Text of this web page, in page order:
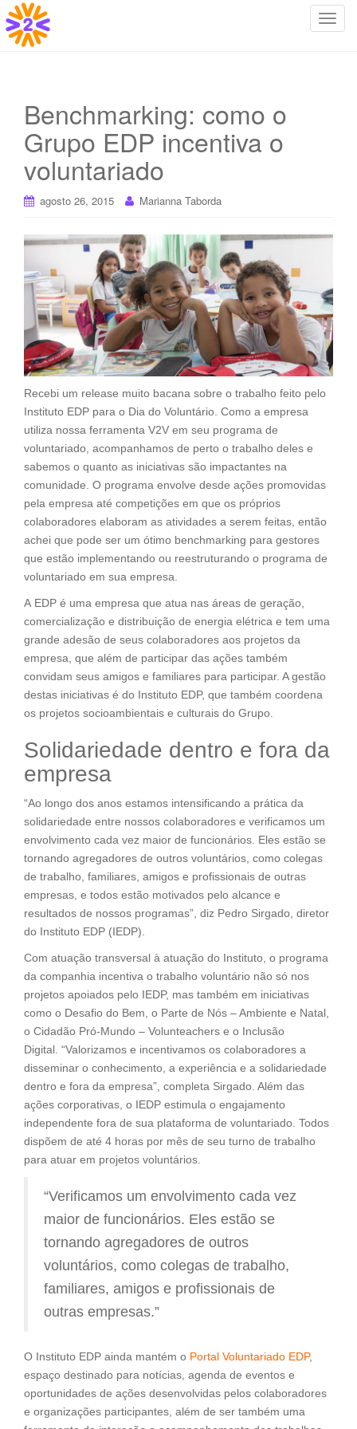
T
t
n
Benchmarking: como o
Grupo EDP incentiva o
voluntariado
agosto 26, 2015 Marianna Taborda
Recebi um release muito bacana sobre o trabalho feito pelo
Instituto EDP para o Dia do Voluntário. Como a empresa
utiliza nossa ferramenta V2V em seu programa de
voluntariado, acompanhamos de perto o trabalho deles e
sabemos o quanto as iniciativas são impactantes na
comunidade. O programa envolve desde ações promovidas
pela empresa até competições em que os próprios
colaboradores elaboram as atividades a serem feitas, então
achei que pode ser um ótimo benchmarking para gestores
que estão implementando ou reestruturando o programa de
voluntariado em sua empresa.
A EDP é uma empresa que atua nas áreas de geração,
comercialização e distribuição de energia elétrica e tem uma
grande adesão de seus colaboradores aos projetos da
empresa, que além de participar das ações também
convidam seus amigos e familiares para participar. A gestão
destas iniciativas é do Instituto EDP, que também coordena
os projetos socioambientais e culturais do Grupo.
Solidariedade dentro e fora da
empresa
“Ao longo dos anos estamos intensificando a prática da
solidariedade entre nossos colaboradores e verificamos um
envolvimento cada vez maior de funcionários. Eles estão se
tornando agregadores de outros voluntários, como colegas
de trabalho, familiares, amigos e profissionais de outras
empresas, e todos estão motivados pelo alcance e
resultados de nossos programas”, diz Pedro Sirgado, diretor
do Instituto EDP (IEDP).
Com atuação transversal à atuação do Instituto, o programa
da companhia incentiva o trabalho voluntário não só nos
projetos apoiados pelo IEDP, mas também em iniciativas
como o Desafio do Bem, o Parte de Nós – Ambiente e Natal,
o Cidadão Pró-Mundo – Volunteachers e o Inclusão
Digital. “Valorizamos e incentivamos os colaboradores a
disseminar o conhecimento, a experiência e a solidariedade
dentro e fora da empresa”, completa Sirgado. Além das
ações corporativas, o IEDP estimula o engajamento
independente fora de sua plataforma de voluntariado. Todos
dispõem de até 4 horas por mês de seu turno de trabalho
para atuar em projetos voluntários.
“Verificamos um envolvimento cada vez
maior de funcionários. Eles estão se
tornando agregadores de outros
voluntários, como colegas de trabalho,
familiares, amigos e profissionais de
outras empresas.”
O Instituto EDP ainda mantém o Portal Voluntariado EDP,
espaço destinado para notícias, agenda de eventos e
oportunidades de ações desenvolvidas pelos colaboradores
e organizações participantes, além de ser também uma